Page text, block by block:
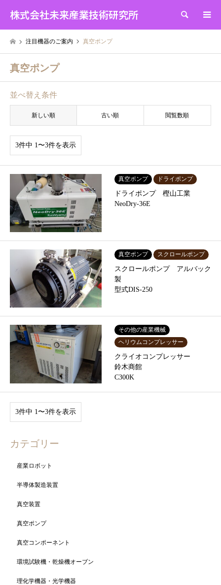
株式会社未来産業技術研究所 検索
注目機器のご案内 真空ポンプ
真空ポンプ
並べ替え条件
新しい順 古い順 閲覧数順
3件中 1〜3件を表示
真空ポンプ ドライポンプ
ドライポンプ 樫山工業
NeoDry-36E
真空ポンプ スクロールポンプ
スクロールポンプ アルバック
製
型式DIS-250
その他の産業機械
ヘリウムコンプレッサー
クライオコンプレッサー
鈴木商館
C300K
3件中 1〜3件を表示
カテゴリー
産業ロボット
半導体製造装置
真空装置
真空ポンプ
真空コンポーネント
環境試験機・乾燥機オーブン
理化学機器・光学機器